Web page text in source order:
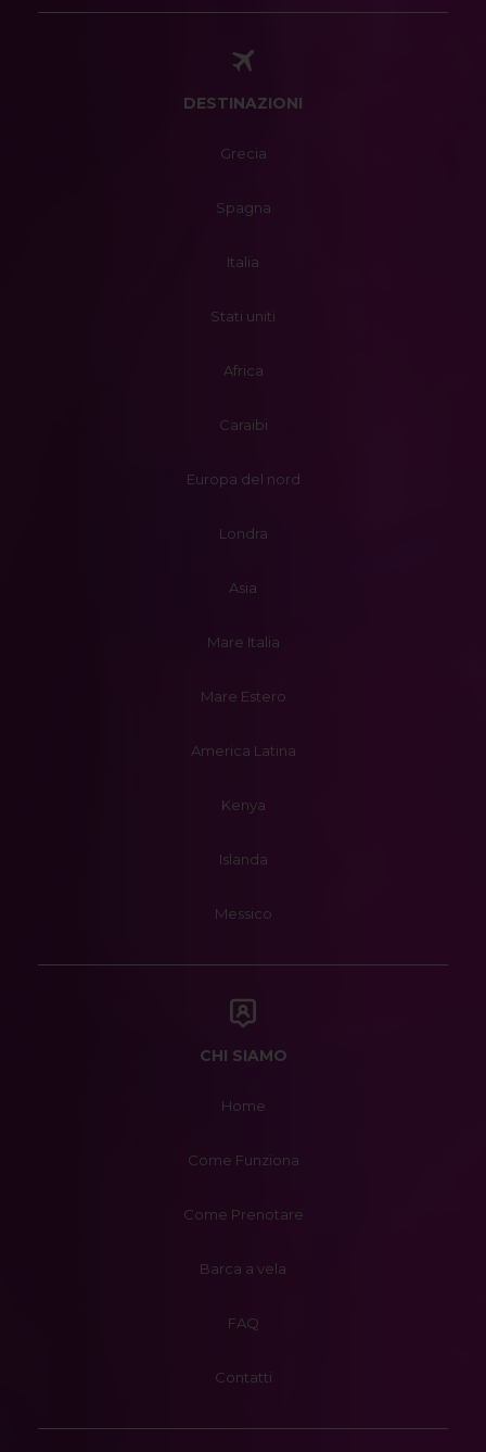
DESTINAZIONI
Grecia
Spagna
Italia
Stati uniti
Africa
Caraibi
Europa del nord
Londra
Asia
Mare Italia
Mare Estero
America Latina
Kenya
Islanda
Messico
CHI SIAMO
Home
Come Funziona
Come Prenotare
Barca a vela
FAQ
Contatti